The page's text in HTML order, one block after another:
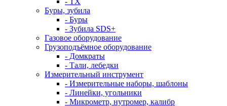
Буры, зубила
- Буры
- Зубила SDS+
Газовое оборудование
Грузоподъёмное оборудование
- Домкраты
- Тали, лебедки
Измерительный инструмент
- Измерительные наборы, шаблоны
- Линейки, угольники
- Микрометр, нутромер, калибр